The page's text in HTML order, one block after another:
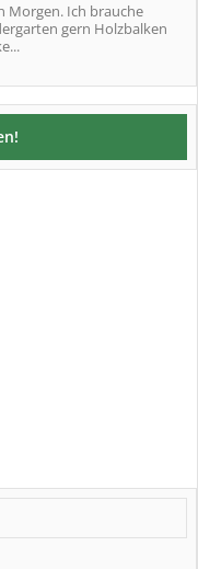
Morgen. Ich brauche
gern Holzbalken